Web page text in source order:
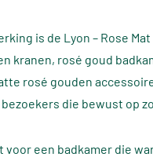
is de Lyon – Rose
kranen, rosé goud
rosé gouden
die bewust op
voor een badkamer die